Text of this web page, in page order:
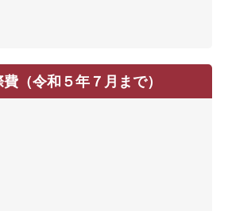
（令和５年７月まで）